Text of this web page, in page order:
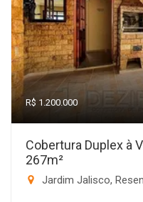
R$ 1.200.000
Cobertura Duplex à
267m²
Jardim Jalisco,